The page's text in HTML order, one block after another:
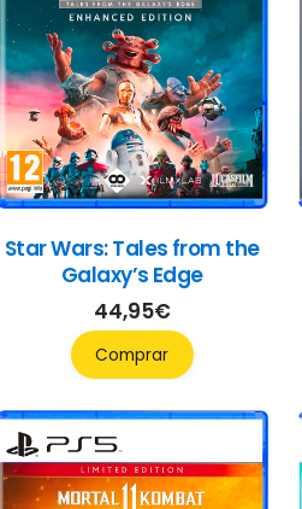
Star Wars: Tales from the
Galaxy’s Edge
44,95€
Comprar